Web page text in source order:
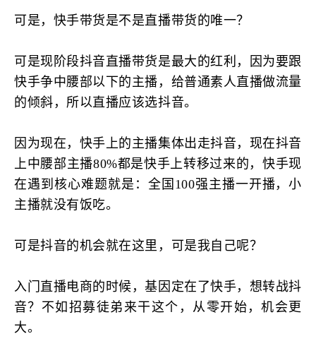
可是，快手带货是不是直播带货的唯一？
可是现阶段抖音直播带货是最大的红利，因为要跟
快手争中腰部以下的主播，给普通素人直播做流量
的倾斜，所以直播应该选抖音。
因为现在，快手上的主播集体出走抖音，现在抖音
上中腰部主播80%都是快手上转移过来的，快手现
在遇到核心难题就是：全国100强主播一开播，小
主播就没有饭吃。
可是抖音的机会就在这里，可是我自己呢？
入门直播电商的时候，基因定在了快手，想转战抖
音？不如招募徒弟来干这个，从零开始，机会更
大。